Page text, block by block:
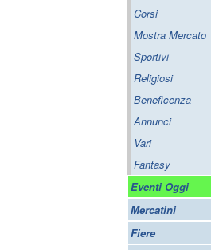
Corsi
Mostra Mercato
Sportivi
Religiosi
Beneficenza
Annunci
Vari
Fantasy
Eventi Oggi
Mercatini
Fiere